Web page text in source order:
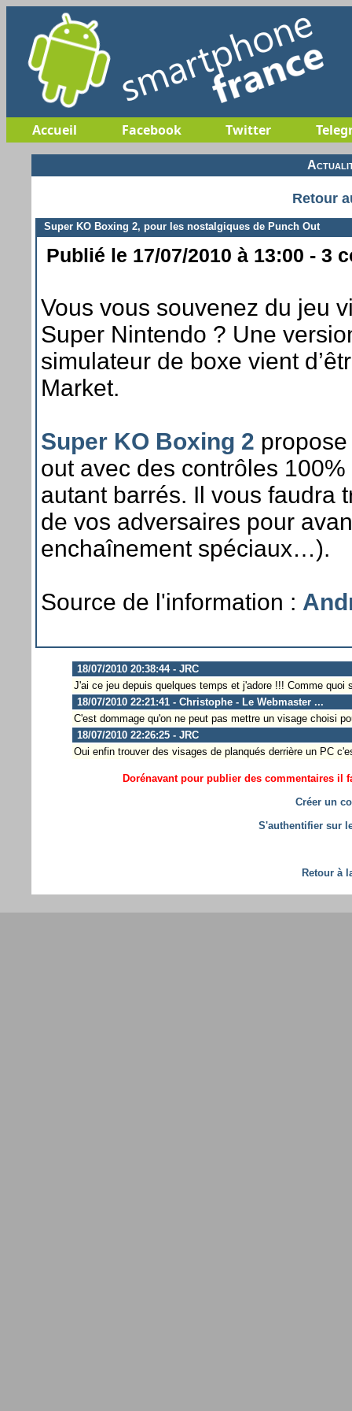
Accueil Facebook Twitter
Retour
Super KO Boxing 2, pour les nostalgiques de Punch Out
Publié le 17/07/2010 à 13:00 - 3
Vous vous souvenez du jeu
Super Nintendo ? Une
simulateur de boxe vient
Market.
Super KO Boxing 2
out avec des contrôles
autant barrés. Il vous faudra
de vos adversaires pour
enchaînement spéciaux…).
Source de l'information :
18/07/2010 20:38:44 - JRC
J'ai ce jeu depuis quelques temps et j'adore !!! Comme quoi
18/07/2010 22:21:41 - Christophe - Le Webmaster ...
C'est dommage qu'on ne peut pas mettre un visage choisi
18/07/2010 22:26:25 - JRC
Oui enfin trouver des visages de planqués derrière un PC
Dorénavant pour publier des commentaires il
Créer un
S'authentifier sur
Retour à